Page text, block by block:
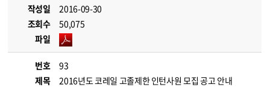
작성일
2016-09-30
조회수
50,075
파일
번호
93
제목
2016년도 코레일 고졸제한 인턴사원 모집 공고 안내